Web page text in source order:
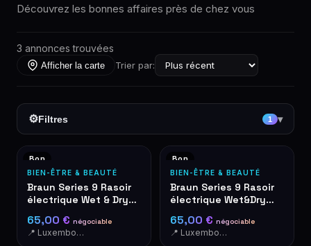
Découvrez les bonnes affaires près de chez vous
3 annonces trouvées
Afficher la carte Trier par:
⚙Filtres 1 ▾
Bon
BIEN-ÊTRE & BEAUTÉ
Braun Series 9 Rasoir
électrique Wet & Dry
chargement et étui
65,00 € négociable
📍 Luxembourg-Cents
Bon
BIEN-ÊTRE & BEAUTÉ
Braun Series 9 Rasoir
électrique Wet&Dry
65,00 € négociable
📍 Luxembourg-Cents